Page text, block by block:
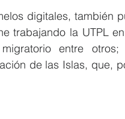
digitales, también
trabajando la UTPL
entre
de las Islas, que,